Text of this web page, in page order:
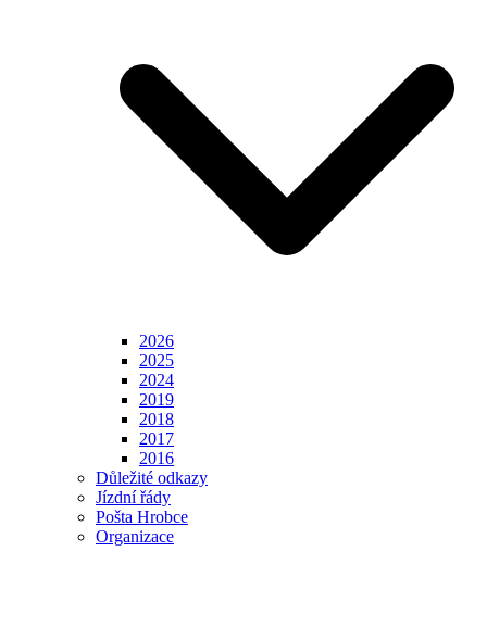
2026
2025
2024
2019
2018
2017
2016
Důležité odkazy
Jízdní řády
Pošta Hrobce
Organizace